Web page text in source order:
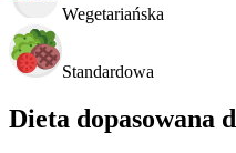
Wegetariańska
Standardowa
Dieta dopasowana